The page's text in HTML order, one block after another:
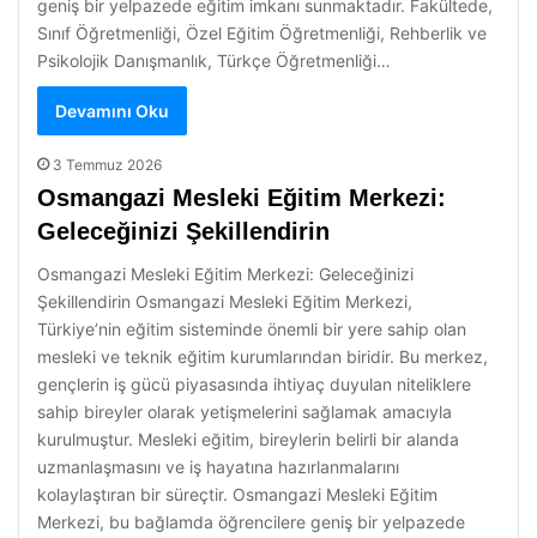
geniş bir yelpazede eğitim imkanı sunmaktadır. Fakültede,
Sınıf Öğretmenliği, Özel Eğitim Öğretmenliği, Rehberlik ve
Psikolojik Danışmanlık, Türkçe Öğretmenliği…
Devamını Oku
3 Temmuz 2026
Osmangazi Mesleki Eğitim Merkezi:
Geleceğinizi Şekillendirin
Osmangazi Mesleki Eğitim Merkezi: Geleceğinizi
Şekillendirin Osmangazi Mesleki Eğitim Merkezi,
Türkiye’nin eğitim sisteminde önemli bir yere sahip olan
mesleki ve teknik eğitim kurumlarından biridir. Bu merkez,
gençlerin iş gücü piyasasında ihtiyaç duyulan niteliklere
sahip bireyler olarak yetişmelerini sağlamak amacıyla
kurulmuştur. Mesleki eğitim, bireylerin belirli bir alanda
uzmanlaşmasını ve iş hayatına hazırlanmalarını
kolaylaştıran bir süreçtir. Osmangazi Mesleki Eğitim
Merkezi, bu bağlamda öğrencilere geniş bir yelpazede